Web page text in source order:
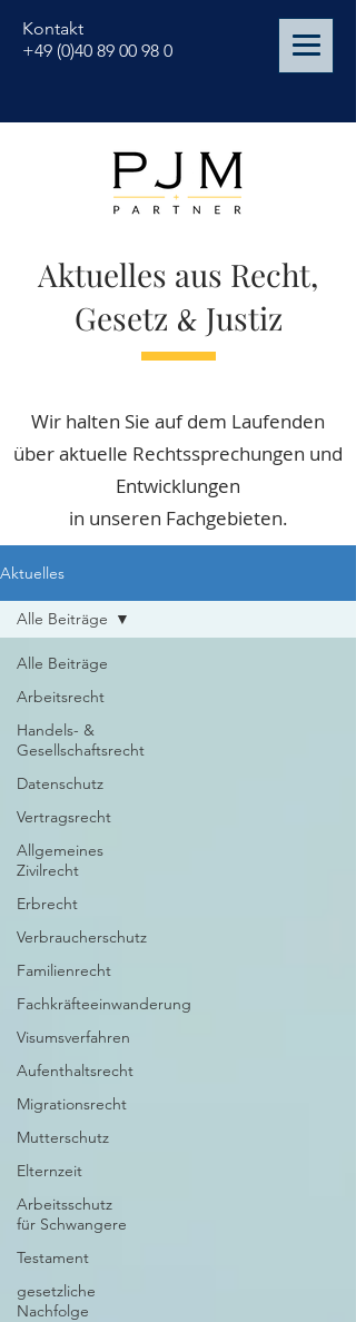
Kontakt
+49 (0)40 89 00 98 0
Aktuelles aus Recht,
Gesetz & Justiz
Wir halten Sie auf dem Laufenden
über aktuelle Rechtssprechungen und
Entwicklungen
in unseren Fachgebieten.
Aktuelles
Alle Beiträge
Arbeitsrecht
Handels- &
Gesellschaftsrecht
Datenschutz
Vertragsrecht
Allgemeines
Zivilrecht
Erbrecht
Verbraucherschutz
Familienrecht
Fachkräfteeinwanderung
Visumsverfahren
Aufenthaltsrecht
Migrationsrecht
Mutterschutz
Elternzeit
Arbeitsschutz
für Schwangere
Testament
gesetzliche
Nachfolge
Alle Beiträge